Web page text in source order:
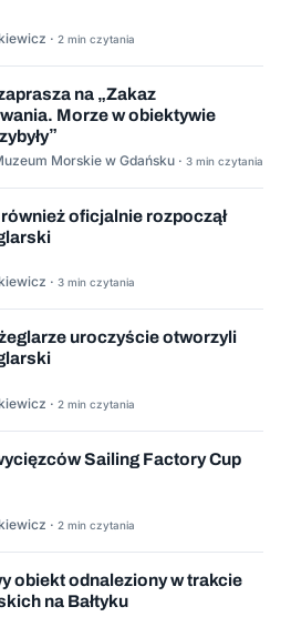
· 2 min czytania
na „Zakaz
Morze w obiektywie
Morskie w Gdańsku · 3 min czytania
oficjalnie rozpoczął
· 3 min czytania
uroczyście otworzyli
· 2 min czytania
Sailing Factory Cup
· 2 min czytania
obiekt odnaleziony w trakcie
na Bałtyku